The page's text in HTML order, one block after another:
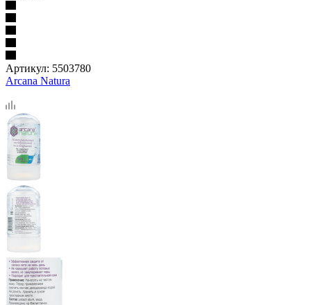
Артикул: 5503780
Arcana Natura